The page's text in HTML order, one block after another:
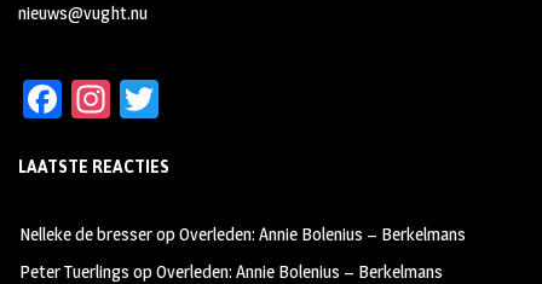
nieuws@vught.nu
Fa
b
oo
k
In
ag
m
tt
LAATSTE REACTIES
Nelleke de bresseropOverleden: Annie Bolenius – Berkelmans
Peter Tuerlings opOverleden: Annie Bolenius – Berkelmans